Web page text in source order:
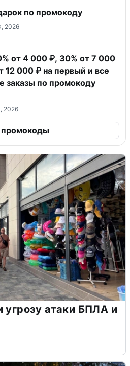
по промокоду
2026
от 4 000 ₽, 30% от 7 000
12 000 ₽ на первый и все
заказы по промокоду
2026
промокоды
угрозу атаки БПЛА и